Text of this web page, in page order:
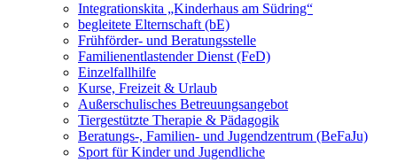
Integrationskita „Kinderhaus am Südring“
begleitete Elternschaft (bE)
Frühförder- und Beratungsstelle
Familienentlastender Dienst (FeD)
Einzelfallhilfe
Kurse, Freizeit & Urlaub
Außerschulisches Betreuungsangebot
Tiergestützte Therapie & Pädagogik
Beratungs-, Familien- und Jugendzentrum (BeFaJu)
Sport für Kinder und Jugendliche